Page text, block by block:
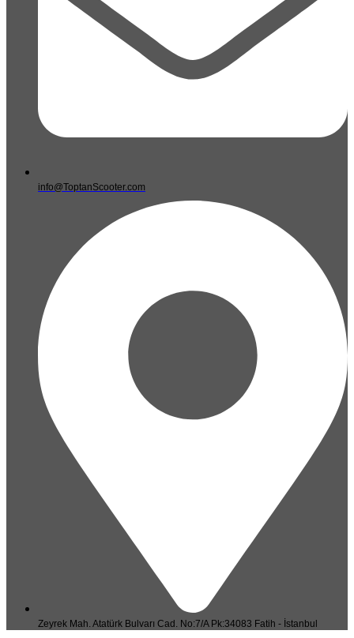
info@ToptanScooter.com
Zeyrek Mah. Atatürk Bulvarı Cad. No:7/A Pk:34083 Fatih - İstanbul